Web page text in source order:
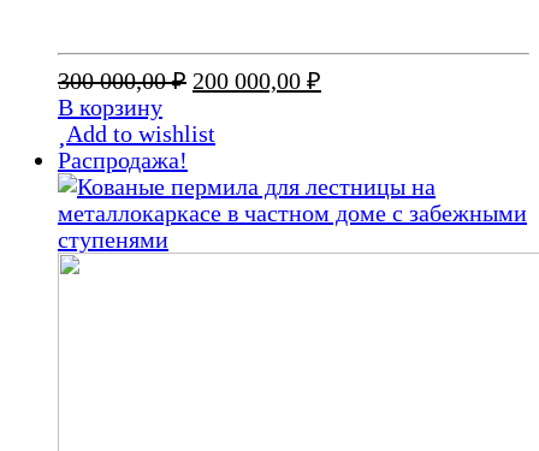
300 000,00₽ Первоначальная
составляла
000,00 ₽.
200 000,00 ₽
В корзину
Add to wishlist
Распродажа!